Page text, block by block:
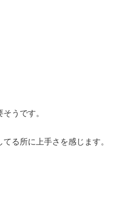
うです。
る所に上手さを感じます。